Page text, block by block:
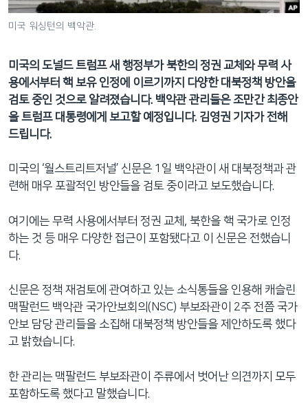
이
션
로
동
로
이
미국 워싱턴의 백악관.
미국의 도널드 트럼프 새 행정부가 북한의 정권 교체와 무력 사
용에서부터 핵 보유 인정에 이르기까지 다양한 대북정책 방안을
검토 중인 것으로 알려졌습니다. 백악관 관리들은 조만간 최종안
을 트럼프 대통령에게 보고할 예정입니다. 김영권 기자가 전해
드립니다.
미국의 ‘월스트리트저널’ 신문은 1일 백악관이 새 대북정책과 관
련해 매우 포괄적인 방안들을 검토 중이라고 보도했습니다.
여기에는 무력 사용에서부터 정권 교체, 북한을 핵 국가로 인정
하는 것 등 매우 다양한 접근이 포함됐다고 이 신문은 전했습니
다.
신문은 정책 재검토에 관여하고 있는 소식통들을 인용해 캐슬린
맥팔런드 백악관 국가안보회의(NSC) 부보좌관이 2주 전쯤 국가
안보 담당 관리들을 소집해 대북정책 방안들을 제안하도록 했다
고 밝혔습니다.
한 관리는 맥팔런드 부보좌관이 주류에서 벗어난 의견까지 모두
포함하도록 했다고 말했습니다.